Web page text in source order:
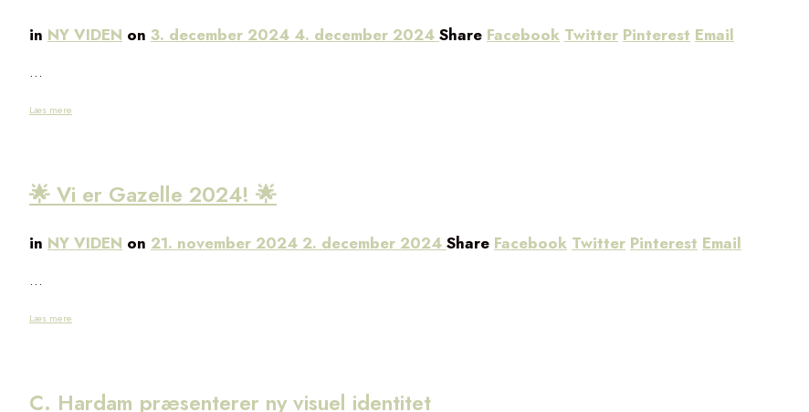
in NY VIDEN on 3. december 2024 4. december 2024 Share Facebook Twitter Pinterest Email
…
Læs mere
🌟 Vi er Gazelle 2024! 🌟
in NY VIDEN on 21. november 2024 2. december 2024 Share Facebook Twitter Pinterest Email
…
Læs mere
C. Hardam præsenterer ny visuel identitet